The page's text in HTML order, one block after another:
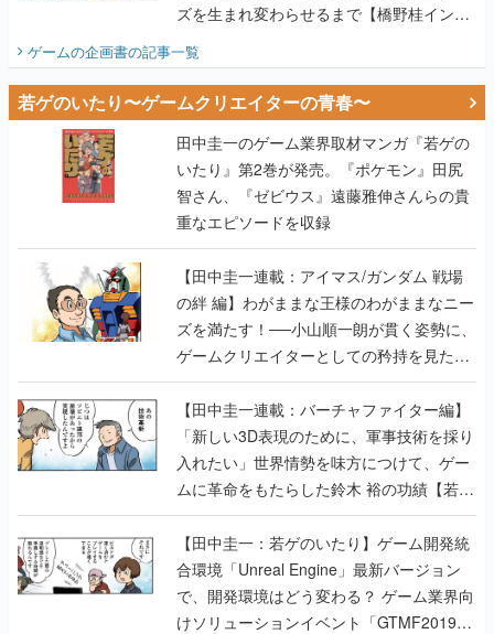
ズを生まれ変わらせるまで【橋野桂インタ
ゲームの企画書の記事一覧
若ゲのいたり〜ゲームクリエイターの青春〜
田中圭一のゲーム業界取材マンガ『若ゲの
いたり』第2巻が発売。『ポケモン』田尻
智さん、『ゼビウス』遠藤雅伸さんらの貴
重なエピソードを収録
【田中圭一連載：アイマス/ガンダム 戦場
の絆 編】わがままな王様のわがままなニー
ズを満たす！──小山順一朗が貫く姿勢に、
ゲームクリエイターとしての矜持を見た
【若ゲのいたり最終回】
【田中圭一連載：バーチャファイター編】
「新しい3D表現のために、軍事技術を採り
入れたい」世界情勢を味方につけて、ゲー
ムに革命をもたらした鈴木 裕の功績【若ゲ
のいたり】
【田中圭一：若ゲのいたり】ゲーム開発統
合環境「Unreal Engine」最新バージョン
で、開発環境はどう変わる？ ゲーム業界向
けソリューションイベント「GTMF2019」